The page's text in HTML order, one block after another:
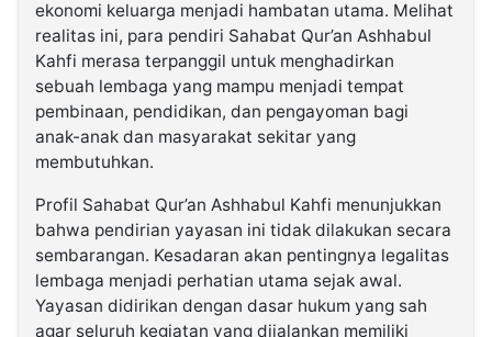
ekonomi keluarga menjadi hambatan utama. Melihat
realitas ini, para pendiri Sahabat Qur’an Ashhabul
Kahfi merasa terpanggil untuk menghadirkan
sebuah lembaga yang mampu menjadi tempat
pembinaan, pendidikan, dan pengayoman bagi
anak-anak dan masyarakat sekitar yang
membutuhkan.
Profil Sahabat Qur’an Ashhabul Kahfi menunjukkan
bahwa pendirian yayasan ini tidak dilakukan secara
sembarangan. Kesadaran akan pentingnya legalitas
lembaga menjadi perhatian utama sejak awal.
Yayasan didirikan dengan dasar hukum yang sah
agar seluruh kegiatan yang dijalankan memiliki